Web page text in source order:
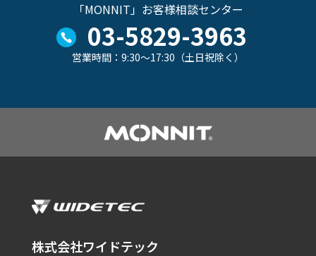
「MONNIT」お客様相談センター
03-5829-3963
営業時間：9:30～17:30（土日祝除く）
株式会社ワイドテック